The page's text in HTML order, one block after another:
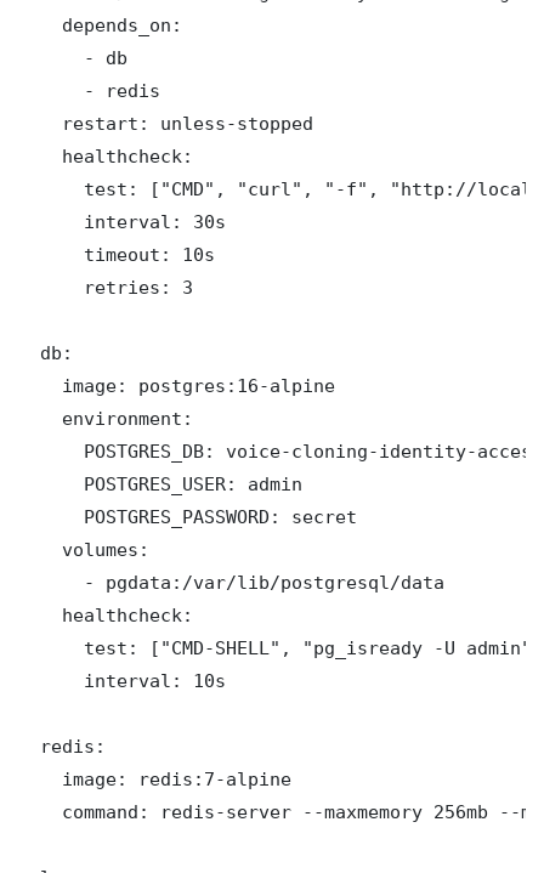
    depends_on:
      - db
      - redis
    restart: unless-stopped
    healthcheck:
test: ["CMD", "curl", "-f", "http://
      interval: 30s
      timeout: 10s
      retries: 3
  db:
    image: postgres:16-alpine
    environment:
POSTGRES_DB: voice-cloning-identity-
      POSTGRES_USER: admin
      POSTGRES_PASSWORD: secret
    volumes:
      - pgdata:/var/lib/postgresql/data
    healthcheck:
      test: ["CMD-SHELL", "pg_isready -U admin"]
      interval: 10s
  redis:
    image: redis:7-alpine
command: redis-server --maxmemory 256mb --